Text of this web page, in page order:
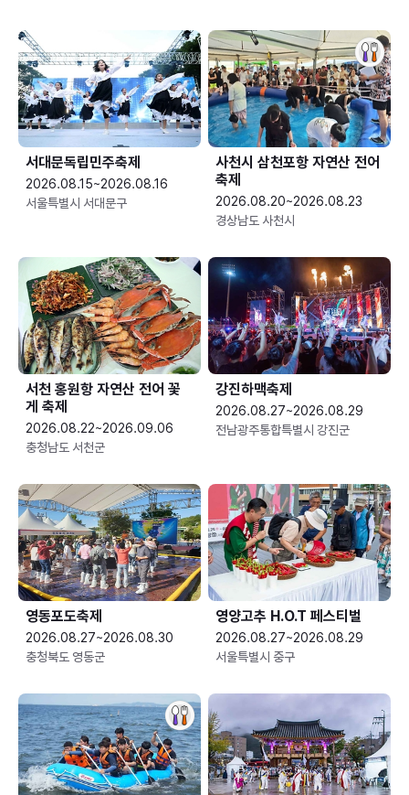
서대문독립민주축제
2026.08.15~2026.08.16
서울특별시 서대문구
사천시 삼천포항 자연산 전어
축제
2026.08.20~2026.08.23
경상남도 사천시
서천 홍원항 자연산 전어 꽃
게 축제
2026.08.22~2026.09.06
충청남도 서천군
강진하맥축제
2026.08.27~2026.08.29
전남광주통합특별시 강진군
영동포도축제
2026.08.27~2026.08.30
충청북도 영동군
영양고추 H.O.T 페스티벌
2026.08.27~2026.08.29
서울특별시 중구